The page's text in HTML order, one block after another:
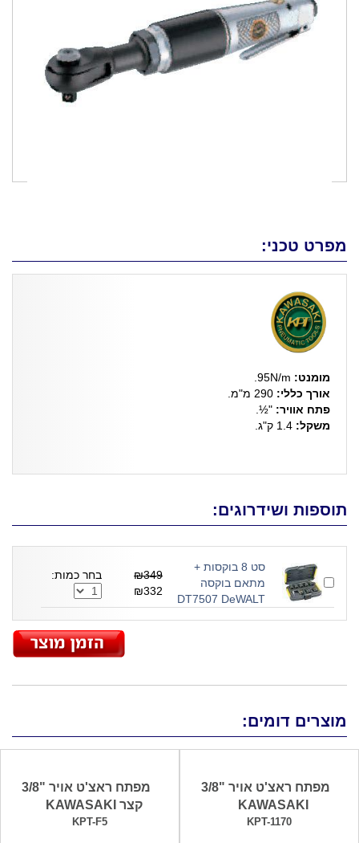
מפרט טכני:
מומנט: 95N/m.
אורך כללי:
פתח אוויר: "½.
משקל: 1.4 ק"ג.
תוספות ושידרוגים:
סט 8 בוקסות +
מתאם בוקסה
DT7507 DeWALT
₪349
בחר כמות:
מוצרים דומים:
מפתח ראצ'ט אויר "3/8
KAWASAKI
KPT-1170
מפתח ראצ'ט אויר "3/8
קצר KAWASAKI
KPT-F5